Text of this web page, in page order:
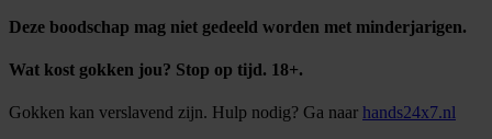
Deze boodschap mag niet gedeeld worden met minderjarigen.
Wat kost gokken jou? Stop op tijd. 18+.
Gokken kan verslavend zijn. Hulp nodig? Ga naar hands24x7.nl